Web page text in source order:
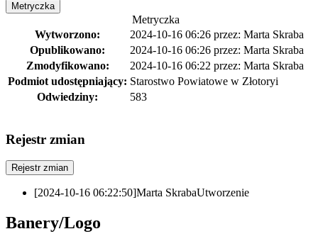
Metryczka
Metryczka
Wytworzono:
2024-10-16 06:26 przez: Marta Skraba
Opublikowano:
2024-10-16 06:26 przez: Marta Skraba
Zmodyfikowano:
2024-10-16 06:22 przez: Marta Skraba
Podmiot udostępniający: Starostwo Powiatowe w Złotoryi
Odwiedziny:
583
Rejestr zmian
Rejestr zmian
[2024-10-16 06:22:50]Marta SkrabaUtworzenie
Banery/Logo